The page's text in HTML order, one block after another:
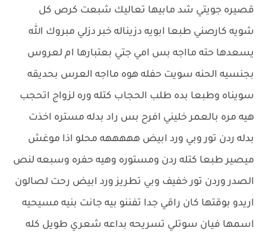
قصيره جويتي شد مابيها تعاليك شبعت كرص كل
شويه كارصني طبعا ابويه دزيناله خبر دزلي مبروك الله
يسعدها حته مااجه بس امي جتي بعتبارها ام لعروس
بجنسيه الحنه سويت حفله هوه مااجه العرس بحديقه
سويناه وطبعا بده طلب الحجاب كتله وره لزواج اتحجب
هيه مره بالعمر خليني افرح بس راد بدله مستره اخذت
بدله ردن تور وبي ورد ابيض هههههه محلو اذا موغش
ميصير طبعا كتله ردن ومستوره وهيه حفره وسبعه لنص
الصدر وردن تور خفيف وبي تطريز ورد ابيض رحت لصالون
اريدو بوقتها كان راقي جدا تفننو بيه جانت بنيه مسيحيه
اسمها فيان سوتلي تسريحه بداعه شعري طويل كله